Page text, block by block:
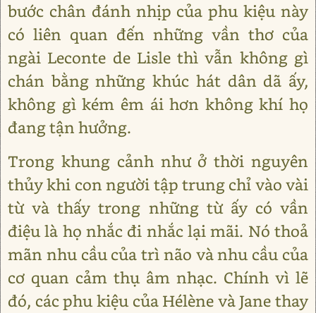
bước chân đánh nhịp của phu kiệu này
có liên quan đến những vần thơ của
ngài Leconte de Lisle thì vẫn không gì
chán bằng những khúc hát dân dã ấy,
không gì kém êm ái hơn không khí họ
đang tận hưởng.
Trong khung cảnh như ở thời nguyên
thủy khi con người tập trung chỉ vào vài
từ và thấy trong những từ ấy có vần
điệu là họ nhắc đi nhắc lại mãi. Nó thoả
mãn nhu cầu của trì não và nhu cầu của
cơ quan cảm thụ âm nhạc. Chính vì lẽ
đó, các phu kiệu của Hélène và Jane thay